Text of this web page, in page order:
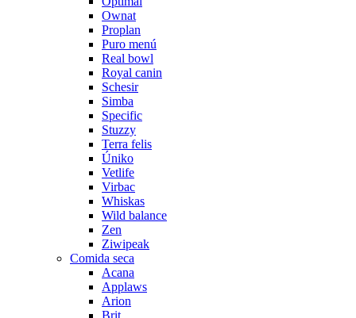
Ownat
Proplan
Puro menú
Real bowl
Royal canin
Schesir
Simba
Specific
Stuzzy
Terra felis
Úniko
Vetlife
Virbac
Whiskas
Wild balance
Zen
Ziwipeak
Comida seca
Acana
Applaws
Arion